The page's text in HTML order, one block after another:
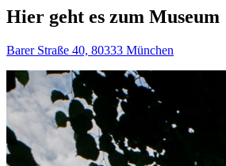
Hier geht es zum Museum
Barer Straße 40, 80333 München